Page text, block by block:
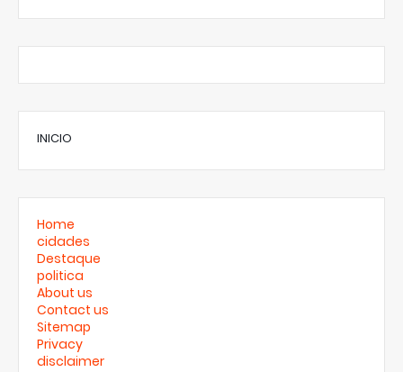
INICIO
Home
cidades
Destaque
politica
About us
Contact us
Sitemap
Privacy
disclaimer